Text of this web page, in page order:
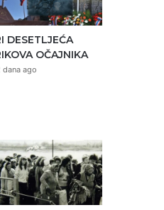
DESETLJEĆA
OČAJNIKA
dana ago